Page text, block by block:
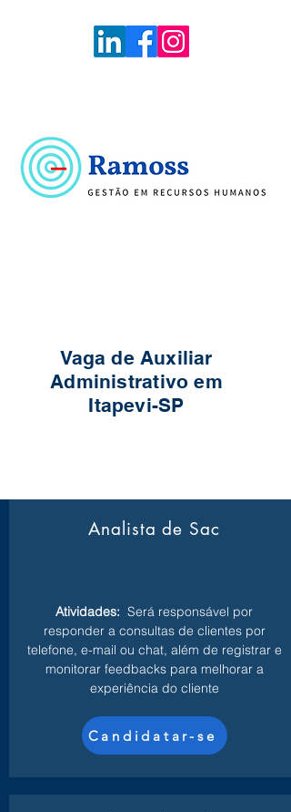
Vaga de Auxiliar
Administrativo em
Itapevi-SP
Analista de Sac
Atividades: Será responsável por
responder a consultas de clientes por
telefone, e-mail ou chat, além de registrar e
monitorar feedbacks para melhorar a
experiência do cliente
Candidatar-se